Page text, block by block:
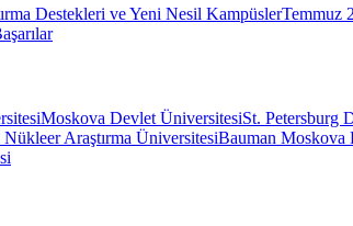
Destekleri ve Yeni Nesil KampüslerTemmuz
Moskova Devlet ÜniversitesiSt. Petersburg
Araştırma ÜniversitesiBauman Moskova